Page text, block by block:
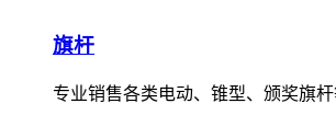
旗杆
专业销售各类电动、锥型、颁奖旗